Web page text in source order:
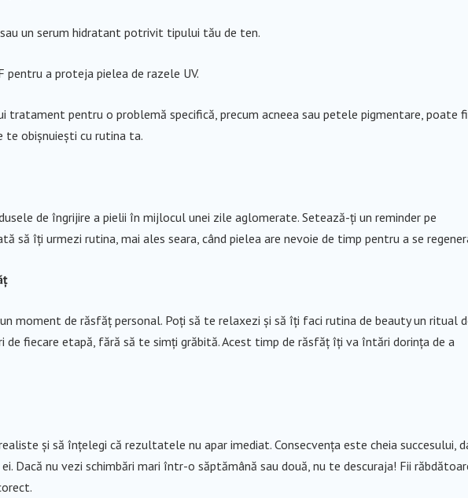
un serum hidratant potrivit tipului tău de ten.
pentru a proteja pielea de razele UV.
tratament pentru o problemă specifică, precum acneea sau petele pigmentare, poate fi
te obișnuiești cu rutina ta.
de îngrijire a pielii în mijlocul unei zile aglomerate. Setează-ți un reminder pe
să îți urmezi rutina, mai ales seara, când pielea are nevoie de timp pentru a se
moment de răsfăț personal. Poți să te relaxezi și să îți faci rutina de beauty un ritual
de fiecare etapă, fără să te simți grăbită. Acest timp de răsfăț îți va întări dorința de a
și să înțelegi că rezultatele nu apar imediat. Consecvența este cheia succesului,
Dacă nu vezi schimbări mari într-o săptămână sau două, nu te descuraja! Fii